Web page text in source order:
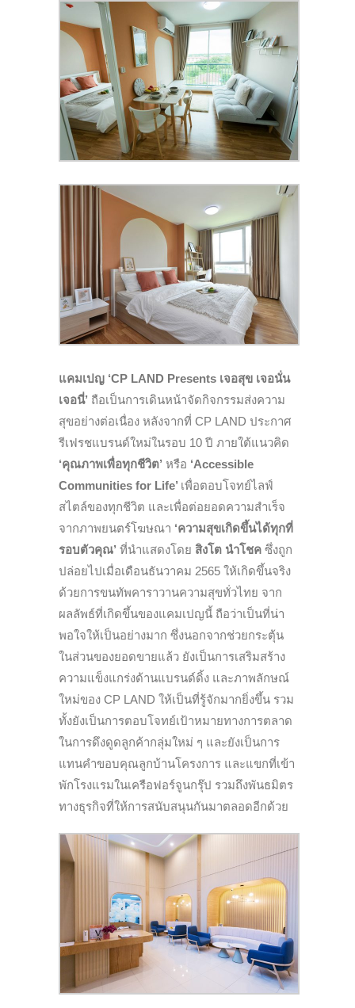
แคมเปญ ‘CP LAND Presents เจอสุข เจอนั่น
เจอนี่’ ถือเป็นการเดินหน้าจัดกิจกรรมส่งความ
สุขอย่างต่อเนื่อง หลังจากที่ CP LAND ประกาศ
รีเฟรชแบรนด์ใหม่ในรอบ 10 ปี ภายใต้แนวคิด
‘คุณภาพเพื่อทุกชีวิต’ หรือ ‘Accessible
Communities for Life’ เพื่อตอบโจทย์ไลฟ์
สไตล์ของทุกชีวิต และเพื่อต่อยอดความสำเร็จ
จากภาพยนตร์โฆษณา ‘ความสุขเกิดขึ้นได้ทุกที่
รอบตัวคุณ’ ที่นำแสดงโดย สิงโต นำโชค ซึ่งถูก
ปล่อยไปเมื่อเดือนธันวาคม 2565 ให้เกิดขึ้นจริง
ด้วยการขนทัพคาราวานความสุขทั่วไทย จาก
ผลลัพธ์ที่เกิดขึ้นของแคมเปญนี้ ถือว่าเป็นที่น่า
พอใจให้เป็นอย่างมาก ซึ่งนอกจากช่วยกระตุ้น
ในส่วนของยอดขายแล้ว ยังเป็นการเสริมสร้าง
ความแข็งแกร่งด้านแบรนด์ดิ้ง และภาพลักษณ์
ใหม่ของ CP LAND ให้เป็นที่รู้จักมากยิ่งขึ้น รวม
ทั้งยังเป็นการตอบโจทย์เป้าหมายทางการตลาด
ในการดึงดูดลูกค้ากลุ่มใหม่ ๆ และยังเป็นการ
แทนคำขอบคุณลูกบ้านโครงการ และแขกที่เข้า
พักโรงแรมในเครือฟอร์จูนกรุ๊ป รวมถึงพันธมิตร
ทางธุรกิจที่ให้การสนับสนุนกันมาตลอดอีกด้วย